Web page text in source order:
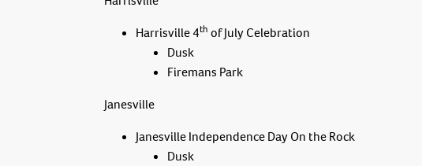
Harrisville 4th of July Celebration
Dusk
Firemans Park
Janesville
Janesville Independence Day On the Rock
Dusk